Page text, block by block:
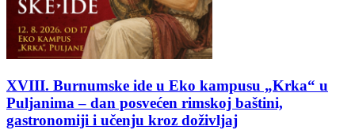
XVIII. Burnumske ide u Eko kampusu „Krka“ u
Puljanima – dan posvećen rimskoj baštini,
gastronomiji i učenju kroz doživljaj